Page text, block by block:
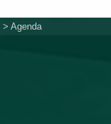
> Agenda